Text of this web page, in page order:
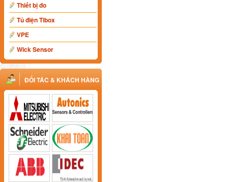
Thiết bị đo
Tủ điện Tibox
VPE
Wick Sensor
ĐỐI TÁC & KHÁCH HÀNG